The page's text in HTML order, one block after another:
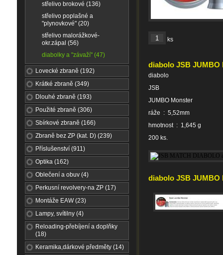
střelivo brokové (136)
střelivo poplašné a
"plynovkové" (20)
střelivo malorážkové-
okr.zápal (56)
diabolky a "závaží" (47)
Lovecké zbraně (192)
Krátké zbraně (349)
Dlouhé zbraně (193)
Použité zbraně (306)
Sbírkové zbraně (166)
Zbraně bez ZP (kat. D) (239)
Příslušenství (911)
Optika (162)
Oblečení a obuv (4)
Perkusní revolvery-na ZP (17)
Montáže EAW (23)
Lampy, svítilny (4)
Reloading-přebíjení a doplňky
(18)
Keramika,dárkové předměty (14)
ks
diabolo JSB JUMBO
diabolo
JSB
JUMBO Monster
ráže : 5,52mm
hmotnost : 1,645 g
200 ks.
diabolo JSB JUMBO